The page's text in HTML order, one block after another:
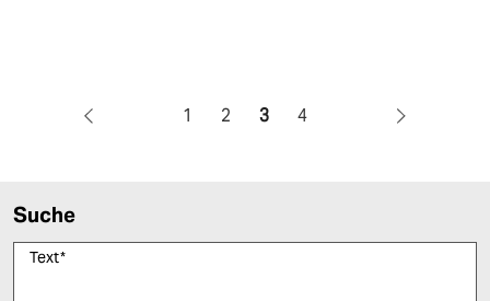
1 2 3 4
Suche
Text*